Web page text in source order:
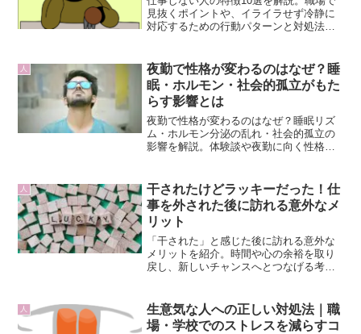
見抜くポイントや、イライラせず冷静に
対応するための行動パターンと対処法を
人
夜勤で性格が変わるのはなぜ？睡
眠・ホルモン・社会的孤立がもた
らす影響とは
夜勤で性格が変わるのはなぜ？睡眠リズ
ム・ホルモン分泌の乱れ・社会的孤立の
影響を解説。体験談や夜勤に向く性格の
人
干されたけどラッキーだった！仕
事を外された後に訪れる意外なメ
リット
「干された」と感じた後に訪れる意外な
メリットを紹介。時間や心の余裕を取り
戻し、新しいチャンスへとつなげる考え
人
生意気な人への正しい対処法｜職
場・学校でのストレスを減らすコ